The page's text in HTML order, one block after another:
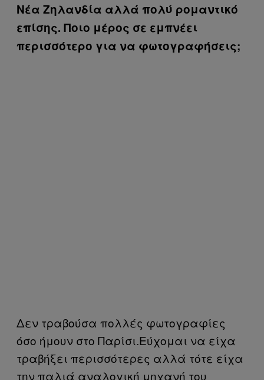
Νέα Ζηλανδία αλλά πολύ ρομαντικό
επίσης. Ποιο μέρος σε εμπνέει
περισσότερο για να φωτογραφήσεις;
Δεν τραβούσα πολλές φωτογραφίες
όσο ήμουν στο Παρίσι.Εύχομαι να είχα
τραβήξει περισσότερες αλλά τότε είχα
την παλιά αναλογική μηχανή του